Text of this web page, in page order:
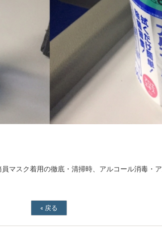
マスク着用の徹底・清掃時、アルコール消毒・
« 戻る